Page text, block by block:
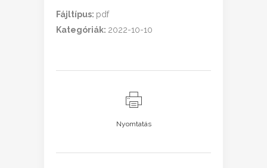
Fájltípus: pdf
Kategóriák: 2022-10-10
Nyomtatás